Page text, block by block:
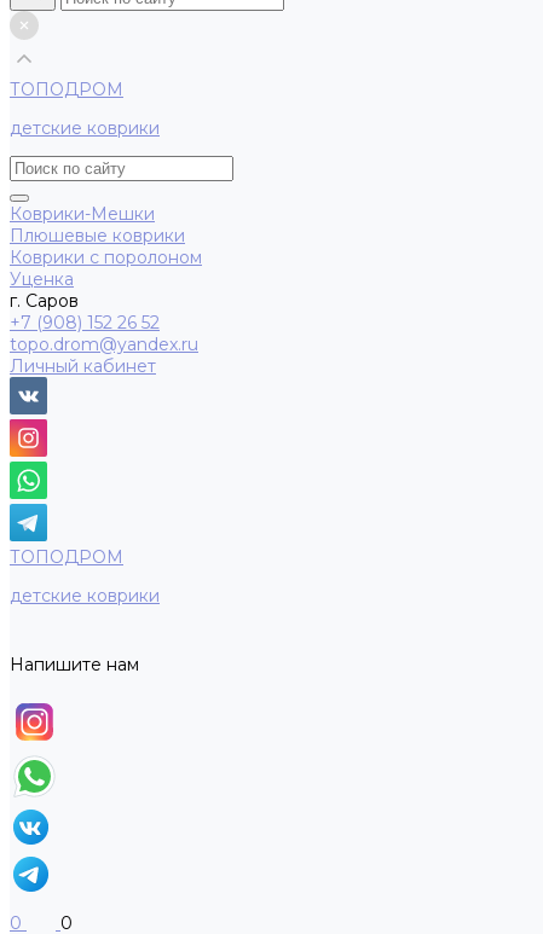
ТОПОДРОМ
детские коврики
Коврики-Мешки
Плюшевые коврики
Коврики с поролоном
Уценка
г. Саров
+7 (908) 152 26 52
topo.drom@yandex.ru
Личный кабинет
ТОПОДРОМ
детские коврики
Напишите нам
0
0